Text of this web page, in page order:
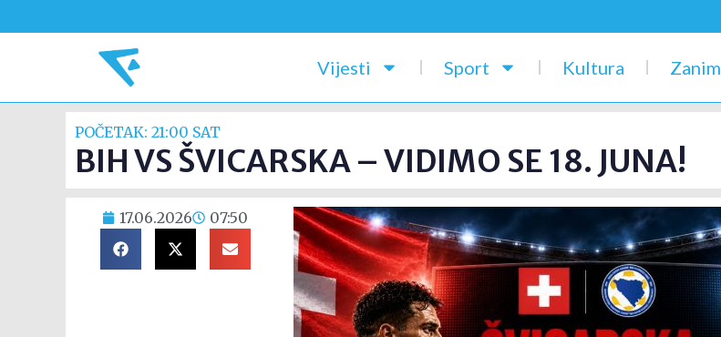
Vijesti Sport Kultura
POČETAK: 21:00 SAT
BIH VS ŠVICARSKA – VIDIMO SE 18. JUNA!
17.06.2026 07:50